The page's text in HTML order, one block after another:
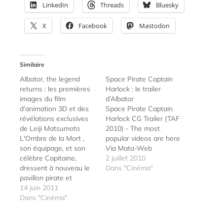
LinkedIn Threads Bluesky
X Facebook Mastodon
Similaire
Albator, the legend
returns : les premières
images du film
d’animation 3D et des
révélations exclusives
de Leiji Matsumoto
L'Ombre de la Mort ,
son équipage, et son
célèbre Capitaine,
dressent à nouveau le
pavillon pirate et
s'engagent au combat !
Je vous l'avais annoncé
14 juin 2011
Dans "Cinéma"
Space Pirate Captain
Harlock : le trailer
d’Albator
Space Pirate Captain
Harlock CG Trailer (TAF
2010) - The most
popular videos are here
Via Mata-Web
2 juillet 2010
Dans "Cinéma"